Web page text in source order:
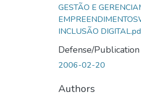
GESTÃO E
INCLUSÃO
Defense/
2006-02-20
Authors